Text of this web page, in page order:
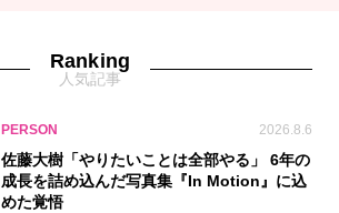
Ranking
人気記事
PERSON 2026.8.6
佐藤大樹「やりたいことは全部やる」 6年の
成長を詰め込んだ写真集『In Motion』に込
めた覚悟